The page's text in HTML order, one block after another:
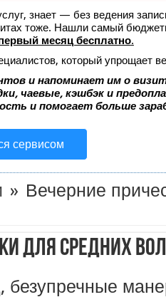
знает — без ведения
тоже. Нашли самый
месяц бесплатно.
который упрощает
и напоминает им о
чаевые, кэшбэк и
и помогает больше
сервисом
» Вечерние
для средних